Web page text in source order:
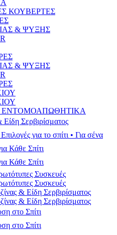
ΚΟΥΒΕΡΤΕΣ
& ΨΥΞΗΣ
& ΨΥΞΗΣ
ΕΝΤΟΜΟΑΠΩΘΗΤΙΚΑ
Σερβιρίσματος
για το σπίτι • Για σένα
Κάθε Σπίτι
Κάθε Σπίτι
Συσκευές
Συσκευές
& Είδη Σερβιρίσματος
& Είδη Σερβιρίσματος
στο Σπίτι
στο Σπίτι